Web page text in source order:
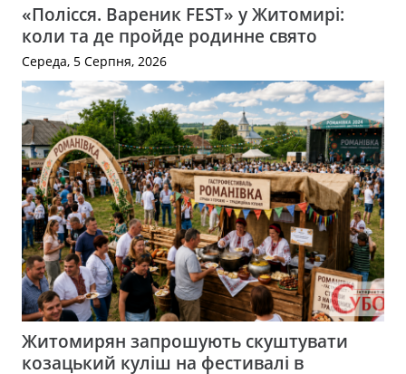
«Полісся. Вареник FEST» у Житомирі:
коли та де пройде родинне свято
Середа, 5 Серпня, 2026
Житомирян запрошують скуштувати
козацький куліш на фестивалі в